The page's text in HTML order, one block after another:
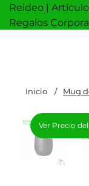
Reideo |
Regalos
Inicio / Mug
Ver Precio